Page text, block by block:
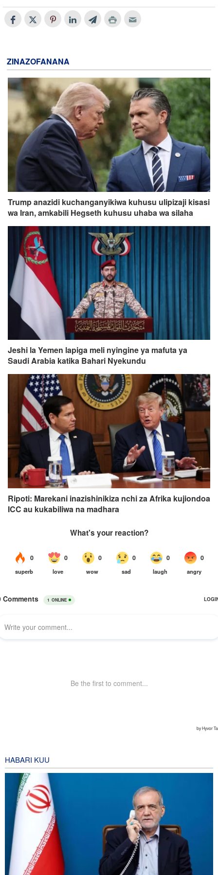
ZINAZOFANANA
Trump anazidi kuchanganyikiwa kuhusu ulipizaji kisasi
wa Iran, amkabili Hegseth kuhusu uhaba wa silaha
Jeshi la Yemen lapiga meli nyingine ya mafuta ya
Saudi Arabia katika Bahari Nyekundu
Ripoti: Marekani inazishinikiza nchi za Afrika kujiondoa
ICC au kukabiliwa na madhara
HABARI KUU